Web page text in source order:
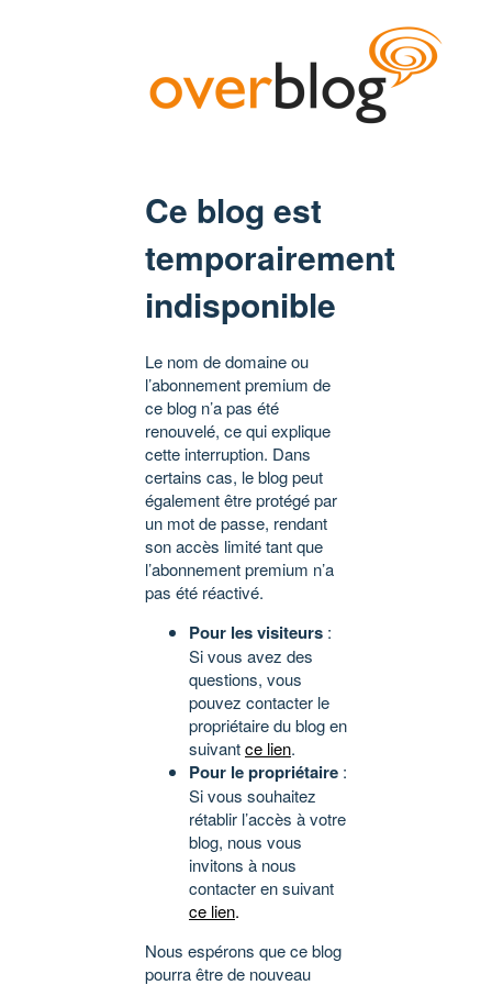
Ce blog est
temporairement
indisponible
Le nom de domaine ou
l’abonnement premium de
ce blog n’a pas été
renouvelé, ce qui explique
cette interruption. Dans
certains cas, le blog peut
également être protégé par
un mot de passe, rendant
son accès limité tant que
l’abonnement premium n’a
pas été réactivé.
Pour les visiteurs :
Si vous avez des
questions, vous
pouvez contacter le
propriétaire du blog en
suivantce lien.
Pour le propriétaire :
Si vous souhaitez
rétablir l’accès à votre
blog, nous vous
invitons à nous
contacter en suivant
ce lien.
Nous espérons que ce blog
pourra être de nouveau